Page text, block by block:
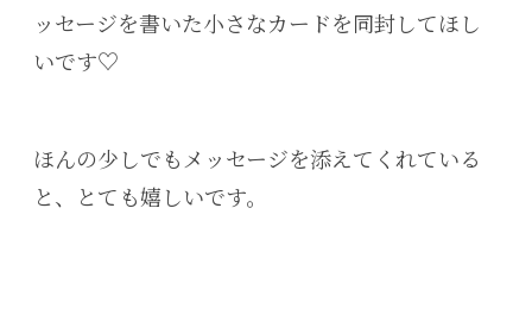
ッセージを書いた小さなカードを同封してほし
いです♡
ほんの少しでもメッセージを添えてくれている
と、とても嬉しいです。